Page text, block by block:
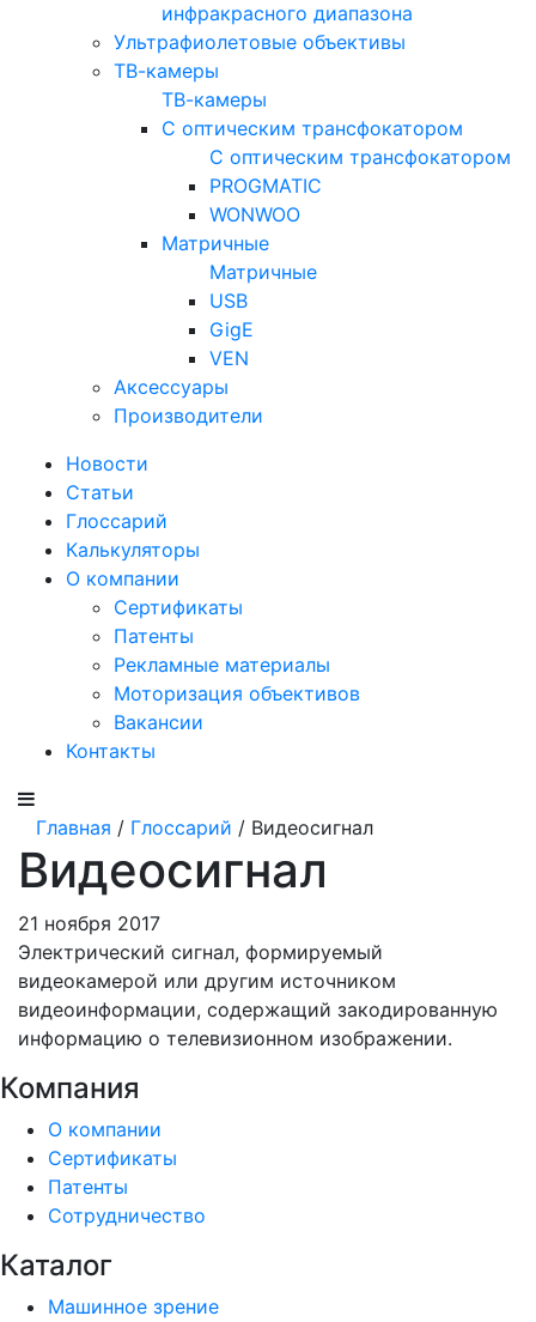
инфракрасного диапазона
Ультрафиолетовые объективы
ТВ-камеры
ТВ-камеры
С оптическим трансфокатором
С оптическим трансфокатором
PROGMATIC
WONWOO
Матричные
Матричные
USB
GigE
VEN
Аксессуары
Производители
Новости
Статьи
Глоссарий
Калькуляторы
О компании
Сертификаты
Патенты
Рекламные материалы
Моторизация объективов
Вакансии
Контакты
Главная / Глоссарий / Видеосигнал
Видеосигнал
21 ноября 2017
Электрический сигнал, формируемый
видеокамерой или другим источником
видеоинформации, содержащий закодированную
информацию о телевизионном изображении.
Компания
О компании
Сертификаты
Патенты
Сотрудничество
Каталог
Машинное зрение